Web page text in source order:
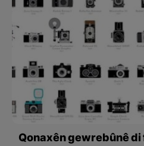
Qonaxên gewrebûnê